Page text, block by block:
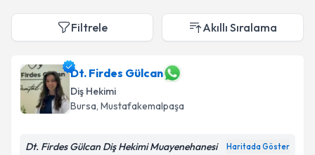
Filtrele Akıllı Sıralama
Dt. Firdes Gülcan
Diş Hekimi
Bursa, Mustafakemalpaşa
Dt. Firdes Gülcan Diş Hekimi Muayenehanesi Haritada Göster